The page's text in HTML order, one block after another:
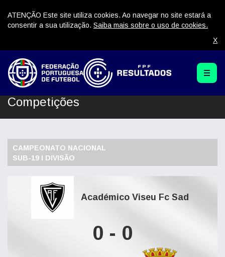
ATENÇÃO Este site utiliza cookies. Ao navegar no site estará a
consentir a sua utilização. Saiba mais sobre o uso de cookies.
X
Competições
CAMPEONATO NACIONAL
SUB-19 I DIVISÃO
Académico Viseu Fc Sad
0 - 0